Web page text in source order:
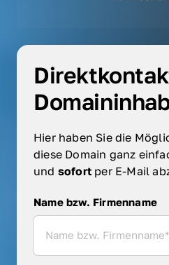
Hier haben Sie die
diese Domain ganz
und sofort per E-Mail
Name bzw. Firmenname
Name bzw. Firmenname